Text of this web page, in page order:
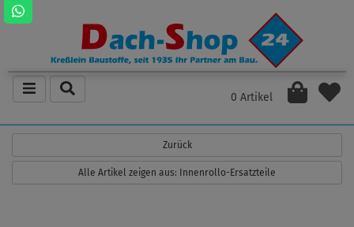
0 Artikel
Zurück
Alle Artikel zeigen aus: Innenrollo-Ersatzteile